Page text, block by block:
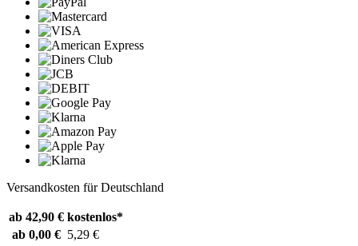
Versandkosten für Deutschland
ab 42,90 € kostenlos*
ab 0,00 € 5,29 €